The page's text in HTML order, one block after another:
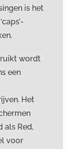
is het
wordt
een
Het
als Red,
voor